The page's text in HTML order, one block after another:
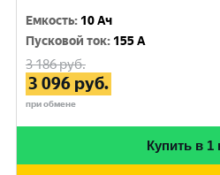
Емкость: 10 Ач
Пусковой ток: 155 A
3 186руб.
3 096 руб.
при обмене
Купить в 1